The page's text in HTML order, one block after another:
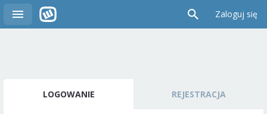
Zaloguj się
LOGOWANIE REJESTRACJA